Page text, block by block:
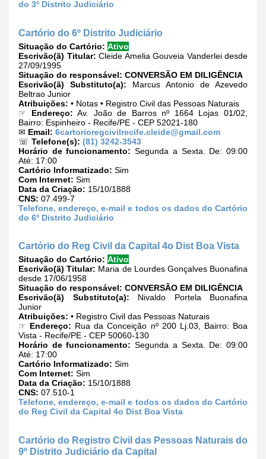
do 3º Distrito Judiciário
Cartório do 6º Distrito Judiciário
Situação do Cartório: Ativo
Escrivão(ã) Titular: Cleide Amelia Gouveia Vanderlei desde
27/09/1995
Situação do responsável: CONVERSÃO EM DILIGÊNCIA
Escrivão(ã) Substituto(a): Marcus Antonio de Azevedo
Beltrao Junior
Atribuições: • Notas • Registro Civil das Pessoas Naturais
☞ Endereço: Av. João de Barros nº 1664 Lojas 01/02,
Bairro: Espinheiro - Recife/PE - CEP 52021-180
✉ Email: 6cartorioregcivilrecife.cleide@gmail.com
☏ Telefone(s): (81) 3242-3543
Horário de funcionamento: Segunda a Sexta. De: 09:00
Até: 17:00
Cartório Informatizado: Sim
Com Internet: Sim
Data da Criação: 15/10/1888
CNS: 07.499-7
Telefone, endereço, e-mail e todos os dados do Cartório
do 6º Distrito Judiciário
Cartório do Reg Civil da Capital 4o Dist Boa Vista
Situação do Cartório: Ativo
Escrivão(ã) Titular: Maria de Lourdes Gonçalves Buonafina
desde 17/06/1958
Situação do responsável: CONVERSÃO EM DILIGÊNCIA
Escrivão(ã) Substituto(a): Nivaldo Portela Buonafina
Junior
Atribuições: • Registro Civil das Pessoas Naturais
☞ Endereço: Rua da Conceição nº 200 Lj.03, Bairro: Boa
Vista - Recife/PE - CEP 50060-130
Horário de funcionamento: Segunda a Sexta. De: 09:00
Até: 17:00
Cartório Informatizado: Sim
Com Internet: Sim
Data da Criação: 15/10/1888
CNS: 07.510-1
Telefone, endereço, e-mail e todos os dados do Cartório
do Reg Civil da Capital 4o Dist Boa Vista
Cartório do Registro Civil das Pessoas Naturais do
9º Distrito Judiciário da Capital